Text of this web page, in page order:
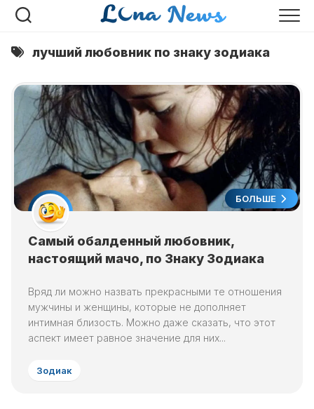
Перейти
лучший любовник по знаку зодиака
БОЛЬШЕ
Самый обалденный любовник,
настоящий мачо, по Знаку Зодиака
Вряд ли можно назвать прекрасными те отношения
мужчины и женщины, которые не дополняет
интимная близость. Можно даже сказать, что этот
аспект имеет равное значение для них...
Зодиак